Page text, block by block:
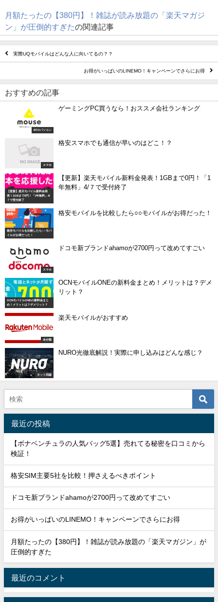
月額たったの【380円】！雑誌が読み放題の「楽天マガジ
ン」が圧倒的すぎたの関連記事
実際UQモバイルはどんな人に向いてるの？？
お得がいっぱいのLINEMO！キャンペーンでさらにお得
おすすめの記事
BTOパソコン
ゲーミングPC買うなら！おススメ会社ランキング
スマホ
格安スマホでも通信が早いのはどこ！？
【更新】楽天モバイル新料金発
表！1GBまで0円！「1年無料」4/
７で受付終了
【更新】楽天モバイル新料金発表！1GBまで0円！「1
年無料」4/７で受付終了
格安モバイルを比較したら○○モバ
イルがお得だった！
格安モバイルを比較したら○○モバイルがお得だった！
スマホ
ドコモ新ブランドahamoが2700円って改めてすごい
OCNモバイルONEの新料金まと
め！メリットは？デメリット？
OCNモバイルONEの新料金まとめ！メリットは？デメ
リット？
未分類
楽天モバイルがおすすめ
ネット回線
NURO光徹底解説！実際に申し込みはどんな感じ？
最近の投稿
【ボナベンチュラの人気バッグ5選】売れてる秘密を口コミから
検証！
格安SIM主要5社を比較！押さえるべきポイント
ドコモ新ブランドahamoが2700円って改めてすごい
お得がいっぱいのLINEMO！キャンペーンでさらにお得
月額たったの【380円】！雑誌が読み放題の「楽天マガジン」が
圧倒的すぎた
最近のコメント